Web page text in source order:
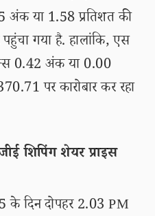
अंक या 1.58 प्रतिशत की
गया है. हालांकि, एस
0.42 अंक या 0.00
पर कारोबार कर रहा
शिपिंग शेयर प्राइस
दिन दोपहर 2.03 PM